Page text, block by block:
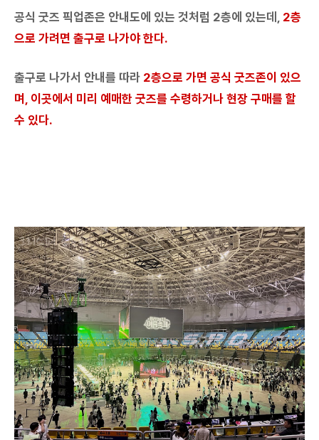
공식 굿즈 픽업존은 안내도에 있는 것처럼 2층에 있는데, 2층
으로 가려면 출구로 나가야 한다.
출구로 나가서 안내를 따라 2층으로 가면 공식 굿즈존이 있으
며, 이곳에서 미리 예매한 굿즈를 수령하거나 현장 구매를 할
수 있다.